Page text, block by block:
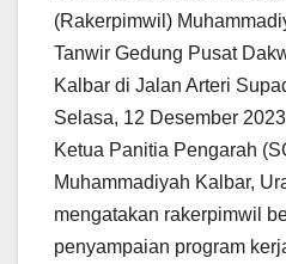
(Rakerpimwil)
Tanwir Gedung Pusat
Kalbar di Jalan Arteri
Selasa, 12 Desember
Ketua Panitia Pengarah
Muhammadiyah Kalbar,
mengatakan rakerpimwil
penyampaian program